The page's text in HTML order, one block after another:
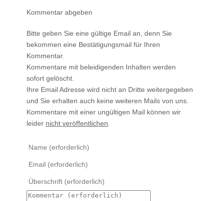
Kommentar abgeben
Bitte geben Sie eine gültige Email an, denn Sie
bekommen eine Bestätigungsmail für Ihren
Kommentar.
Kommentare mit beleidigenden Inhalten werden
sofort gelöscht.
Ihre Email Adresse wird nicht an Dritte weitergegeben
und Sie erhalten auch keine weiteren Mails von uns.
Kommentare mit einer ungültigen Mail können wir
leider nicht veröffentlichen